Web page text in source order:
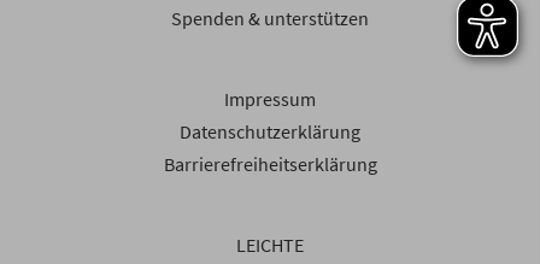
Spenden & unterstützen
Impressum
Datenschutzerklärung
Barrierefreiheitserklärung
LEICHTE